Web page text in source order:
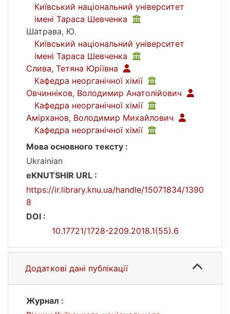
Київський національний університет
імені Тараса Шевченка
Шатрава, Ю.
Київський національний університет
імені Тараса Шевченка
Слива, Тетяна Юріївна
Кафедра неорганічної хімії
Овчинніков, Володимир Анатолійович
Кафедра неорганічної хімії
Амірханов, Володимир Михайлович
Кафедра неорганічної хімії
Мова основного тексту :
Ukrainian
eKNUTSHIR URL :
https://ir.library.knu.ua/handle/15071834/1390
8
DOI :
10.17721/1728-2209.2018.1(55).6
Додаткові дані публікації
Журнал :